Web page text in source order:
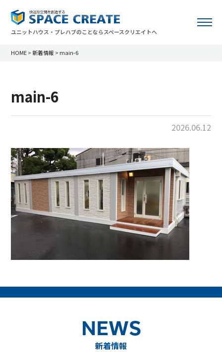
ユニットハウス・プレハブのことならスペースクリエイトへ
HOME > 新着情報 > main-6
main-6
2026.06.12
NEWS
新着情報